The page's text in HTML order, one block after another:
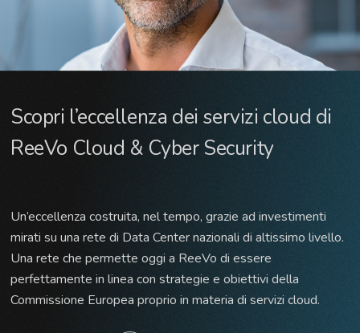
Scopri l’eccellenza dei servizi cloud di
ReeVo Cloud & Cyber Security
Un’eccellenza costruita, nel tempo, grazie ad investimenti
mirati su una rete di Data Center nazionali di altissimo livello.
Una rete che permette oggi a ReeVo di essere
perfettamente in linea con strategie e obiettivi della
Commissione Europea proprio in materia di servizi cloud.